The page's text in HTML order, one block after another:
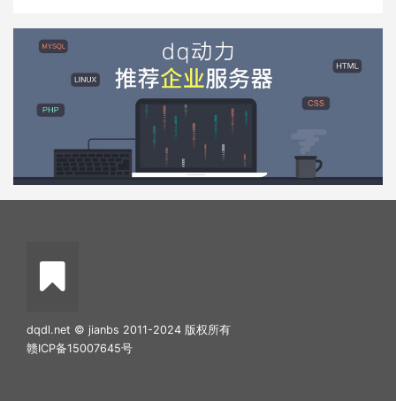
dqdl.net © jianbs 2011-2024 版权所有
赣ICP备15007645号